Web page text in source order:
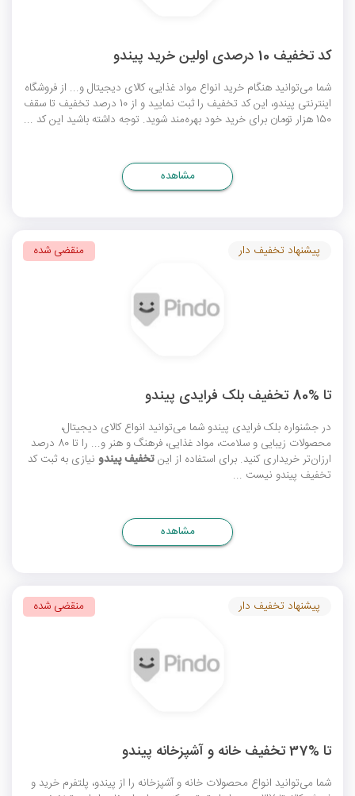
کد تخفیف 10 درصدی اولین خرید پیندو
شما می‌توانید هنگام خرید انواع مواد غذایی، کالای دیجیتال و... از فروشگاه
اینترنتی پیندو، این کد تخفیف را ثبت نمایید و از 10 درصد تخفیف تا سقف
150 هزار تومان برای خرید خود بهره‌مند شوید. توجه داشته باشید این کد ...
مشاهده
تا %80 تخفیف بلک فرایدی پیندو
در جشنواره بلک فرایدی پیندو شما می‌توانید انواع کالای دیجیتال،
محصولات زیبایی و سلامت، مواد غذایی، فرهنگ و هنر و... را تا 80 درصد
ارزان‌تر خریداری کنید. برای استفاده از اینتخفیف پیندو نیازی به ثبتکد
تخفیف پیندو نیست ...
پیشنهاد تخفیف دار منقضی شده
مشاهده
تا %37 تخفیف خانه و آشپزخانه پیندو
شما می‌توانید انواع محصولات خانه و آشپزخانه را از پیندو، پلتفرم خرید و
پیشنهاد تخفیف دار منقضی شده